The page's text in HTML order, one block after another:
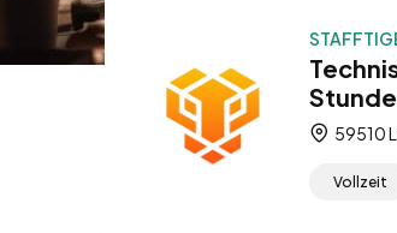
59510
Vollzeit